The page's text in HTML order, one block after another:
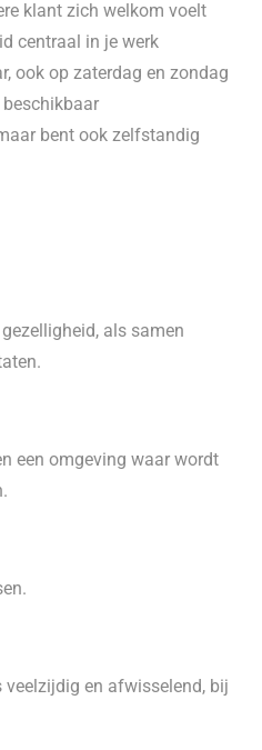
klant zich welkom voelt
centraal in je werk
ook op zaterdag en zondag
bent ook zelfstandig
als samen
een omgeving waar wordt
en afwisselend, bij